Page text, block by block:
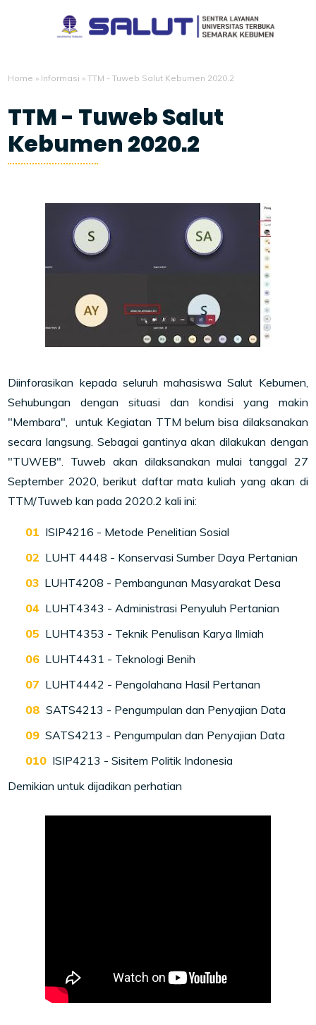
Home » Informasi »TTM - Tuweb Salut Kebumen 2020.2
TTM - Tuweb Salut
Kebumen 2020.2
Diinforasikan kepada seluruh mahasiswa Salut Kebumen,
Sehubungan dengan situasi dan kondisi yang makin
"Membara", untuk Kegiatan TTM belum bisa dilaksanakan
secara langsung. Sebagai gantinya akan dilakukan dengan
"TUWEB". Tuweb akan dilaksanakan mulai tanggal 27
September 2020, berikut daftar mata kuliah yang akan di
TTM/Tuweb kan pada 2020.2 kali ini:
ISIP4216 - Metode Penelitian Sosial
LUHT 4448 - Konservasi Sumber Daya Pertanian
LUHT4208 - Pembangunan Masyarakat Desa
LUHT4343 - Administrasi Penyuluh Pertanian
LUHT4353 - Teknik Penulisan Karya Ilmiah
LUHT4431 - Teknologi Benih
LUHT4442 - Pengolahana Hasil Pertanan
SATS4213 - Pengumpulan dan Penyajian Data
SATS4213 - Pengumpulan dan Penyajian Data
ISIP4213 - Sisitem Politik Indonesia
Demikian untuk dijadikan perhatian